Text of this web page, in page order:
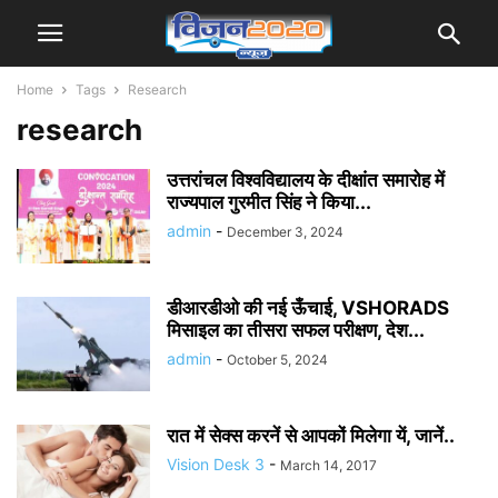
Home Tags Research
research
उत्तरांचल विश्वविद्यालय के दीक्षांत समारोह में
राज्यपाल गुरमीत सिंह ने किया...
admin - December 3, 2024
डीआरडीओ की नई ऊँचाई, VSHORADS
मिसाइल का तीसरा सफल परीक्षण, देश...
admin - October 5, 2024
रात में सेक्स करनें से आपकों मिलेगा यें, जानें..
Vision Desk 3 - March 14, 2017